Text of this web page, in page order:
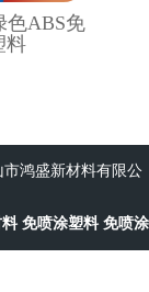
色ABS免
料
市鸿盛新材料有限公
免喷涂塑料 免喷涂